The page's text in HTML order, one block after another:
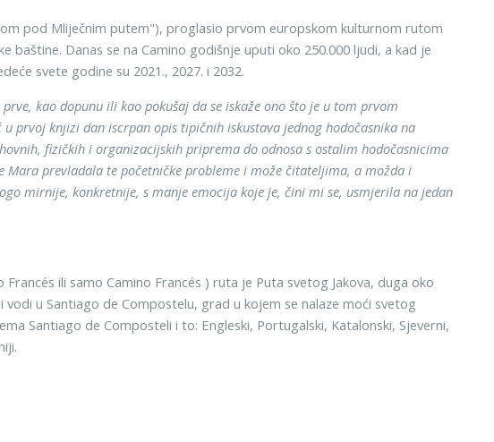
pod Mliječnim putem"), proglasio prvom europskom kulturnom rutom
Danas se na Camino godišnje uputi oko 250.000 ljudi, a kad je
svete godine su 2021., 2027. i 2032.
kao dopunu ili kao pokušaj da se iskaže ono što je u tom prvom
prvoj knjizi dan iscrpan opis tipičnih iskustava jednog hodočasnika na
fizičkih i organizacijskih priprema do odnosa s ostalim hodočasnicima
prevladala te početničke probleme i može čitateljima, a možda i
mirnije, konkretnije, s manje emocija koje je, čini mi se, usmjerila na jedan
Francés ili samo Camino Francés ) ruta je Puta svetog Jakova, duga oko
u Santiago de Compostelu, grad u kojem se nalaze moći svetog
Santiago de Composteli i to: Engleski, Portugalski, Katalonski, Sjeverni,